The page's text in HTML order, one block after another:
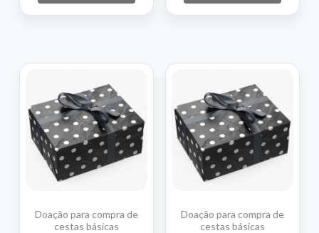
Doação para compra de
cestas básicas
Doação para compra de
cestas básicas